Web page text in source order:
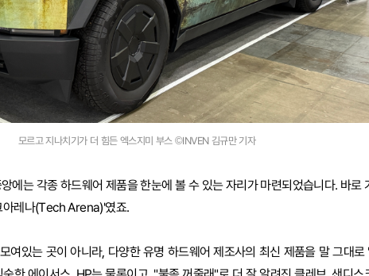
모르고 지나치기가 더 힘든 엑스지미 부스 ©INVEN 김규만 기자
에는 각종 하드웨어 제품을 한눈에 볼 수 있는 자리가 마련되었습니다. 바로
아레나(Tech Arena)'였죠.
여있는 곳이 아니라, 다양한 유명 하드웨어 제조사의 최신 제품을 말 그대로